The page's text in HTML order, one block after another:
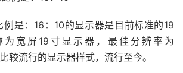
是：16：10的显示器是目前标准的19
宽屏19寸显示器，最佳分辨率为
较流行的显示器样式，流行至今。